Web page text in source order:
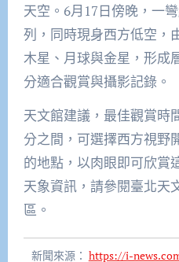
天空。6月17日傍晚，一
列，同時現身西方低空，
木星、月球與金星，形成
分適合觀賞與攝影記錄。
天文館建議，最佳觀賞時
分之間，可選擇西方視野
的地點，以肉眼即可欣賞
天象資訊，請參閱臺北天
區。
新聞來源： https://i-